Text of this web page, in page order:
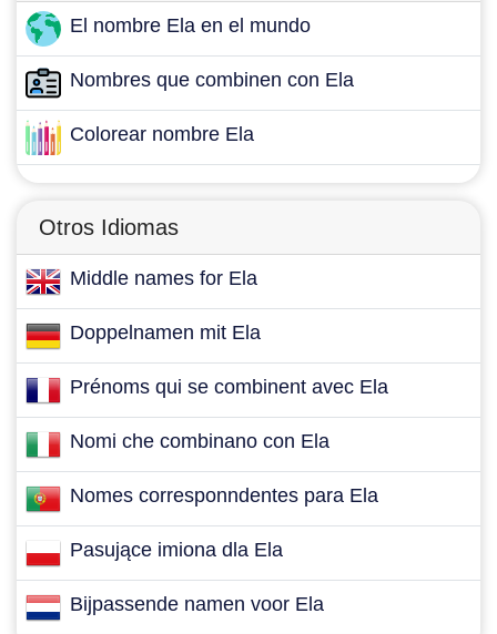
El nombre Ela en el mundo
Nombres que combinen con Ela
Colorear nombre Ela
Otros Idiomas
Middle names for Ela
Doppelnamen mit Ela
Prénoms qui se combinent avec Ela
Nomi che combinano con Ela
Nomes corresponndentes para Ela
Pasujące imiona dla Ela
Bijpassende namen voor Ela